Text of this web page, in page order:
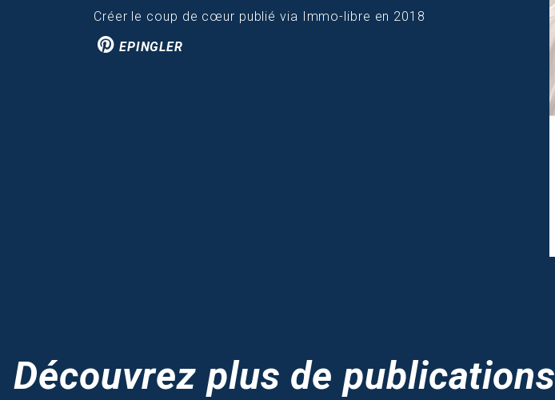
Créer le coup de cœur publié via Immo-libre en 2018
EPINGLER
Découvrez plus de publications